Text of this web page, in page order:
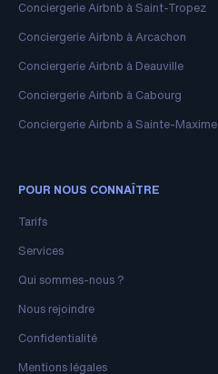
Conciergerie Airbnb à Saint-Tropez
Conciergerie Airbnb à Arcachon
Conciergerie Airbnb à Deauville
Conciergerie Airbnb à Cabourg
Conciergerie Airbnb à Sainte-Maxime
POUR NOUS CONNAÎTRE
Tarifs
Services
Qui sommes-nous ?
Nous rejoindre
Confidentialité
Mentions légales